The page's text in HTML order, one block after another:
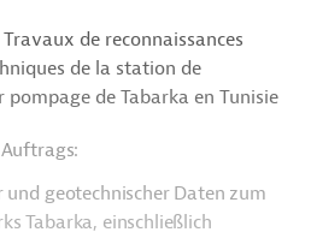
de reconnaissances
de la station de
de Tabarka en Tunisie
und geotechnischer Daten zum
Tabarka, einschließlich